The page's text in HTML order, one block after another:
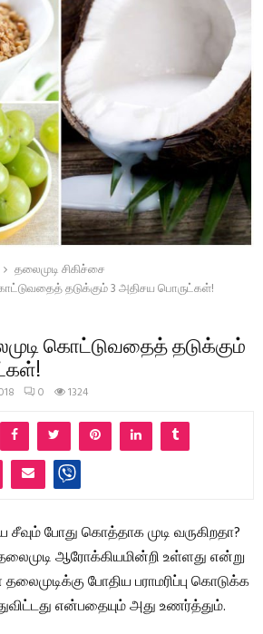
தலைமுடி சிகிச்சை
தடுக்கும் 3 அதிசய பொருட்கள்!
கொட்டுவதைத் தடுக்கும்
0 1324
போது கொத்தாக முடி வருகிறதா?
ஆரோக்கியமின்றி உள்ளது என்று
போதிய பராமரிப்பு கொடுக்க
என்பதையும் அது உணர்த்தும்.